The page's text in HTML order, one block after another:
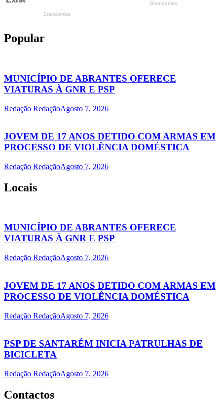
Popular
MUNICÍPIO DE ABRANTES OFERECE
VIATURAS À GNR E PSP
Redação RedaçãoAgosto 7, 2026
JOVEM DE 17 ANOS DETIDO COM ARMAS EM
PROCESSO DE VIOLÊNCIA DOMÉSTICA
Redação RedaçãoAgosto 7, 2026
Locais
MUNICÍPIO DE ABRANTES OFERECE
VIATURAS À GNR E PSP
Redação RedaçãoAgosto 7, 2026
JOVEM DE 17 ANOS DETIDO COM ARMAS EM
PROCESSO DE VIOLÊNCIA DOMÉSTICA
Redação RedaçãoAgosto 7, 2026
PSP DE SANTARÉM INICIA PATRULHAS DE
BICICLETA
Redação RedaçãoAgosto 7, 2026
Contactos